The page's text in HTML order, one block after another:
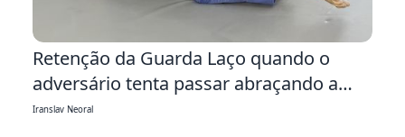
Retenção da Guarda Laço quando o
adversário tenta passar abraçando a
cabeça na Laço
Iranslav Neoral